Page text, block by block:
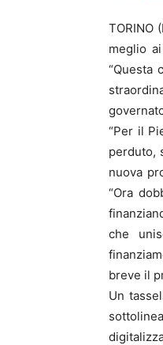
TORINO
meglio
“Questa
“Per il
perduto,
nuova
“Ora
che
breve il
Un